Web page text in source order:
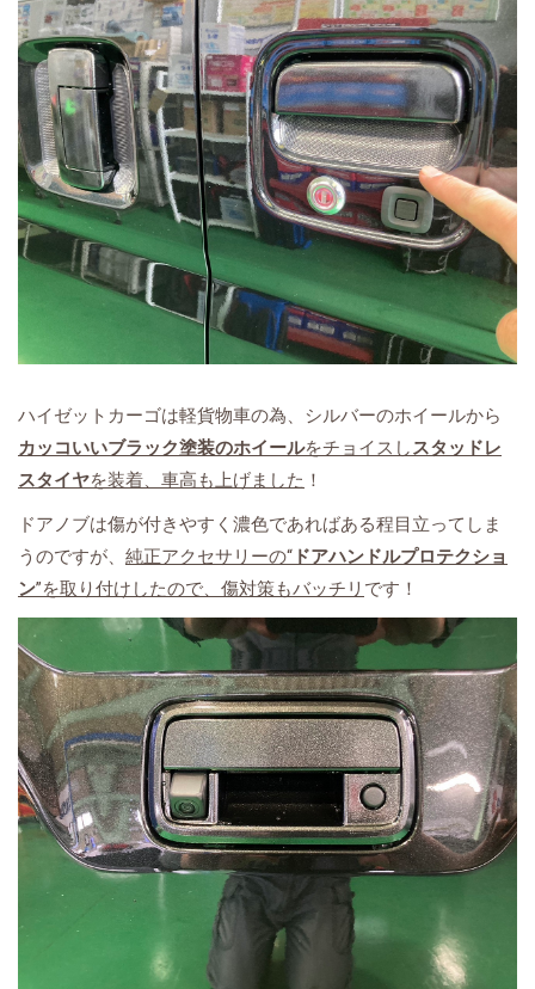
ハイゼットカーゴは軽貨物車の為、シルバーのホイールから
カッコいいブラック塗装のホイールをチョイスしスタッドレ
スタイヤを装着、車高も上げました ！
ドアノブは傷が付きやすく濃色であればある程目立ってしま
うのですが、 純正アクセサリーの“ ドアハンドルプロテクショ
ン”を取り付けしたので、傷対策もバッチリ です！